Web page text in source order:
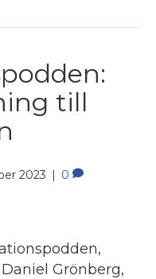
till
2023 | 0
Grönberg,